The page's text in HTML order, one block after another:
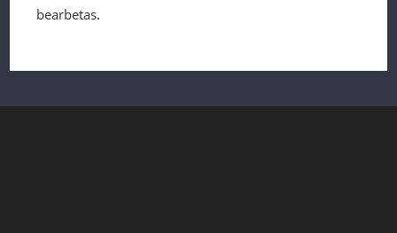
bearbetas.